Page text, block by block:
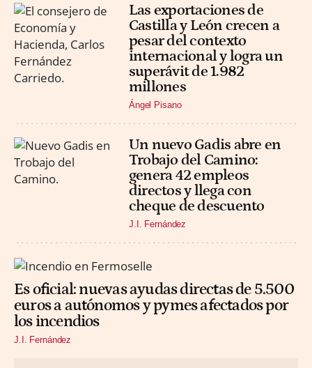
Las exportaciones de
Castilla y León crecen a
pesar del contexto
internacional y logra un
superávit de 1.982
millones
Ángel Pisano
Un nuevo Gadis abre en
Trobajo del Camino:
genera 42 empleos
directos y llega con
cheque de descuento
J.I. Fernández
Es oficial: nuevas ayudas directas de 5.500
euros a autónomos y pymes afectados por
los incendios
J.I. Fernández